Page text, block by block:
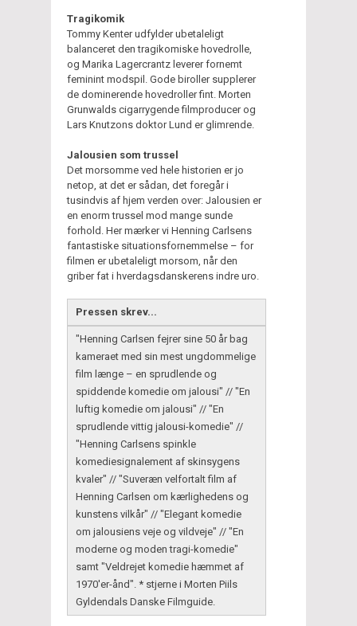
Tragikomik
Tommy Kenter udfylder ubetaleligt
balanceret den tragikomiske hovedrolle,
og Marika Lagercrantz leverer fornemt
feminint modspil. Gode biroller supplerer
de dominerende hovedroller fint. Morten
Grunwalds cigarrygende filmproducer og
Lars Knutzons doktor Lund er glimrende.
Jalousien som trussel
Det morsomme ved hele historien er jo
netop, at det er sådan, det foregår i
tusindvis af hjem verden over: Jalousien er
en enorm trussel mod mange sunde
forhold. Her mærker vi Henning Carlsens
fantastiske situationsfornemmelse – for
filmen er ubetaleligt morsom, når den
griber fat i hverdagsdanskerens indre uro.
Pressen skrev...
"Henning Carlsen fejrer sine 50 år bag
kameraet med sin mest ungdommelige
film længe – en sprudlende og
spiddende komedie om jalousi" // "En
luftig komedie om jalousi" // "En
sprudlende vittig jalousi-komedie" //
"Henning Carlsens spinkle
komediesignalement af skinsygens
kvaler" // "Suveræn velfortalt film af
Henning Carlsen om kærlighedens og
kunstens vilkår" // "Elegant komedie
om jalousiens veje og vildveje" // "En
moderne og moden tragi-komedie"
samt "Veldrejet komedie hæmmet af
1970'er-ånd". * stjerne i Morten Piils
Gyldendals Danske Filmguide.